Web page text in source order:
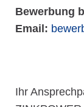
Bewerbung
Email:
Ihr